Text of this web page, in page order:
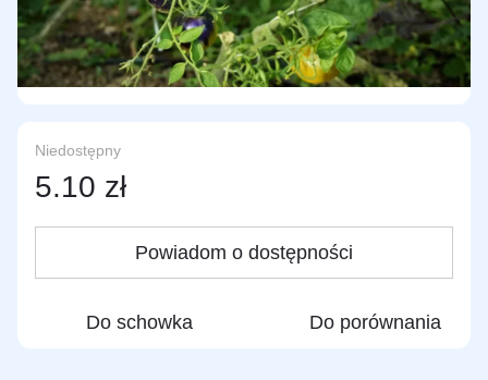
Niedostępny
5.10 zł
Powiadom o dostępności
Do schowka Do porównania